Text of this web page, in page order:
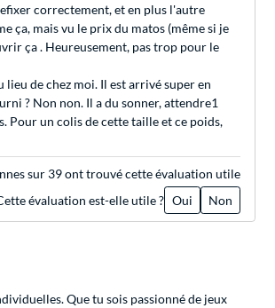
correctement, et en plus l'autre
ça, mais vu le prix du matos (même si je
ça . Heureusement, pas trop pour le
de chez moi. Il est arrivé super en
? Non non. Il a du sonner, attendre1
Pour un colis de cette taille et ce poids,
sur 39 ont trouvé cette évaluation utile
évaluation est-elle utile ? Oui Non
Que tu sois passionné de jeux